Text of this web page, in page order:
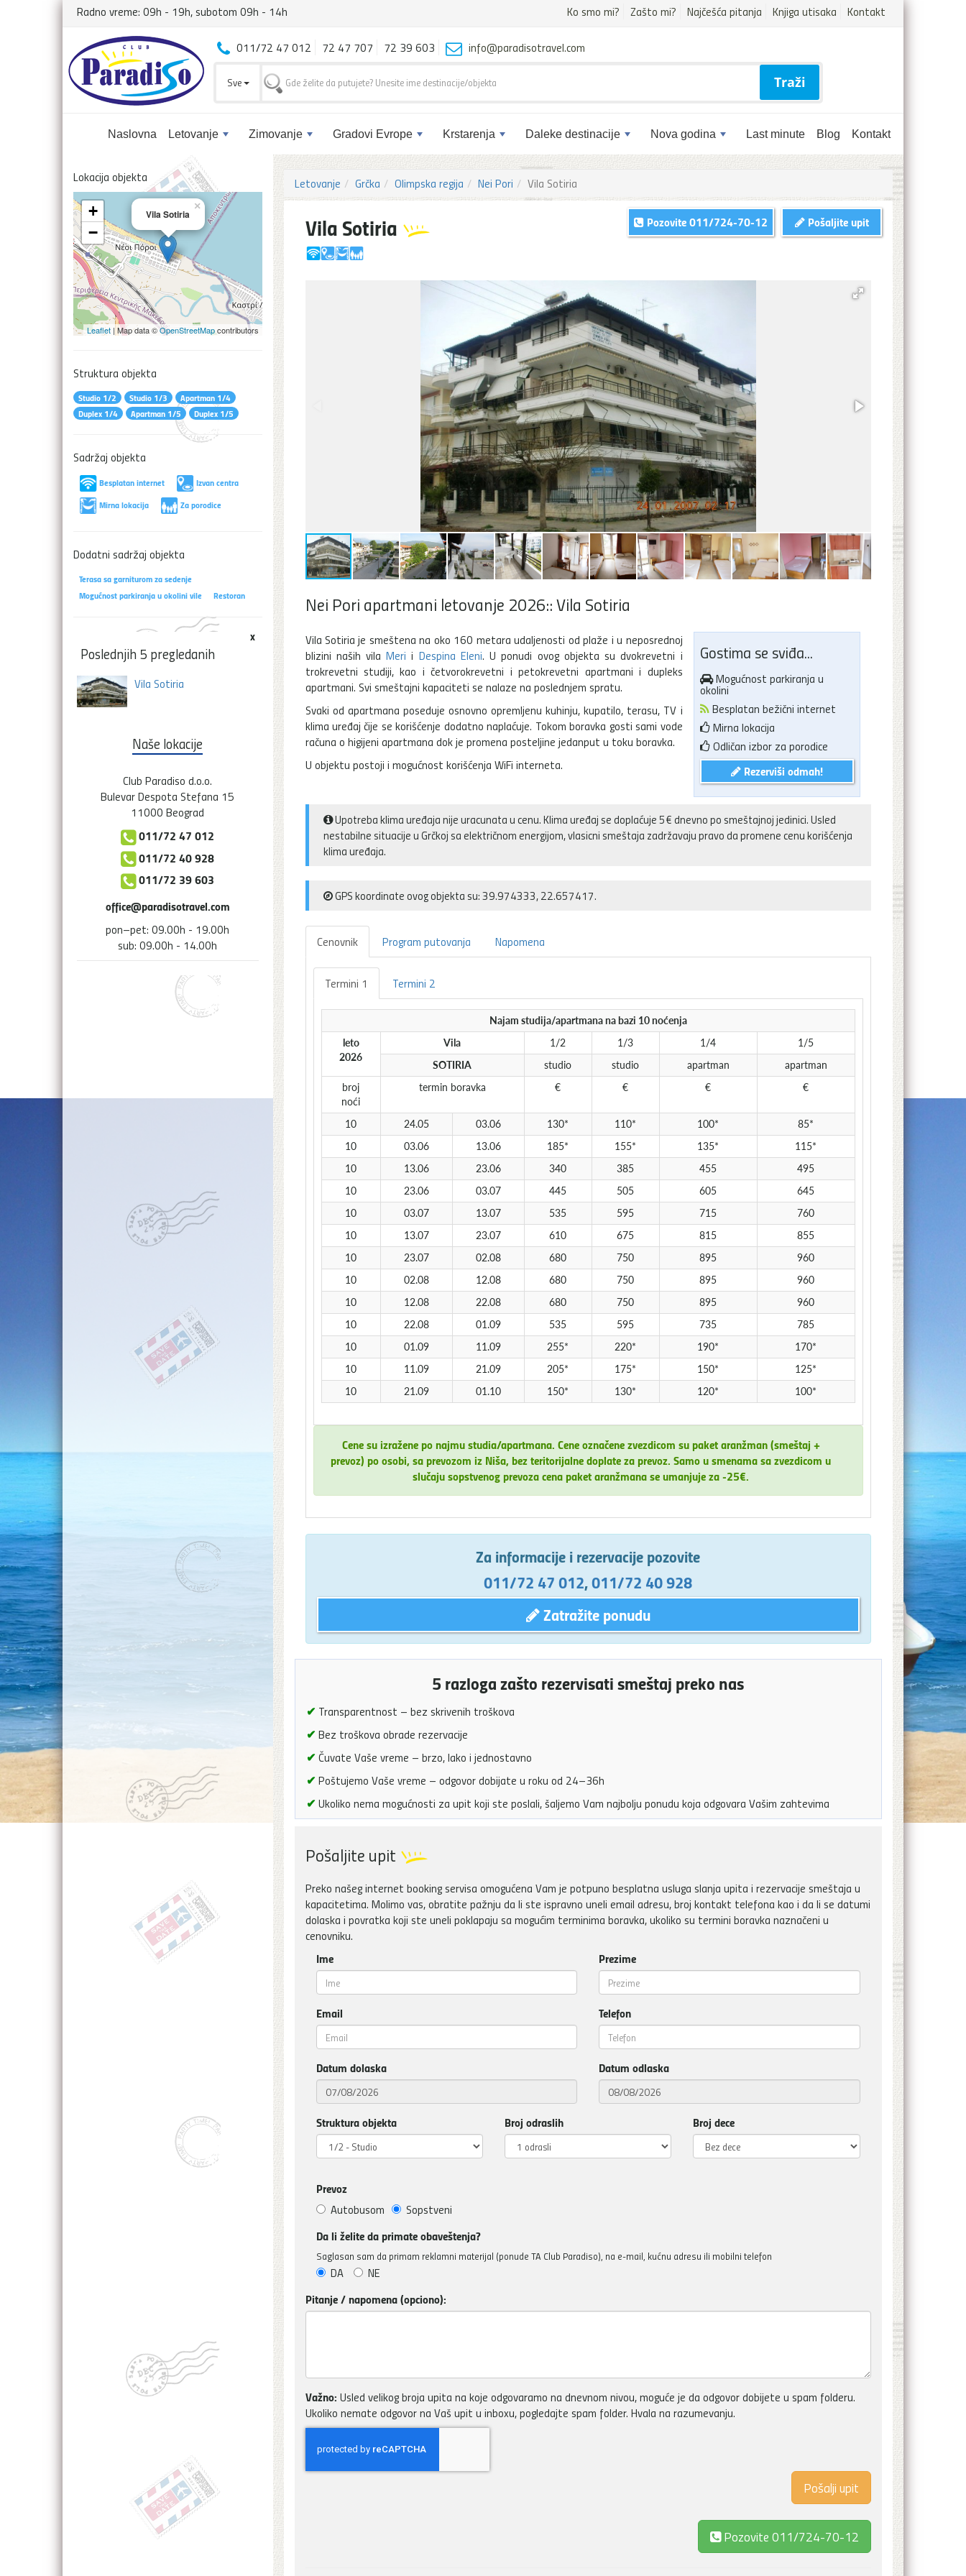
Radno vreme: 09h - 19h, subotom 09h - 14h Ko smo mi? Zašto mi? Najčešća pitanja Knjiga utisaka Kontakt
Naslovna Letovanje Zimovanje Gradovi Evrope Krstarenja Daleke destinacije Nova godina Last minute Blog Kontakt
011/72 47 012 72 47 707 72 39 603 info@paradisotravel.com
Sve Traži
Letovanje Grčka Olimpska regija Nei Pori Vila Sotiria
Vila Sotiria Pošaljite upit
Pozovite011/724-70-12
Nei Pori apartmani letovanje 2026:: Vila Sotiria
Gostima se sviđa...
Mogućnost parkiranja u
okolini
Besplatan bežični internet
Mirna lokacija
Odličan izbor za porodice
Rezerviši odmah!
Vila Sotiria je smeštena na oko 160 metara udaljenosti od plaže i u neposrednoj
blizini naših vilaMeri i Despina Eleni. U ponudi ovog objekta su dvokrevetni i
trokrevetni studiji, kao i četvorokrevetni i petokrevetni apartmani i dupleks
apartmani. Svi smeštajni kapaciteti se nalaze na poslednjem spratu.
Svaki od apartmana poseduje osnovno opremljenu kuhinju, kupatilo, terasu, TV i
klima uređaj čije se korišćenje dodatno naplaćuje. Tokom boravka gosti sami vode
računa o higijeni apartmana dok je promena posteljine jedanput u toku boravka.
U objektu postoji i mogućnost korišćenja WiFi interneta.
Upotreba klima uređaja nije uracunata u cenu. Klima uređaj se doplaćuje 5€ dnevno po smeštajnoj jedinici. Usled
nestabilne situacije u Grčkoj sa električnom energijom, vlasicni smeštaja zadržavaju pravo da promene cenu korišćenja
klima uređaja.
GPS koordinate ovog objekta su: 39.974333, 22.657417.
Cenovnik Program putovanja Napomena
Termini 1 Termini 2
Najam studija/apartmana na bazi 10 noćenja
leto
2026
Vila 1/2 1/3 1/4
1/5
SOTIRIA
studio studio apartman
apartman
broj
noći
termin boravka € € € €
10 24.05 03.06 130* 110* 100*
85*
10
03.06 13.06 185* 155* 135*
115*
10
13.06 23.06 340 385 455
495
10
23.06 03.07 445 505 605
645
10
03.07 13.07 535 595 715
760
10
13.07 23.07 610 675 815
855
10
23.07 02.08 680 750 895
960
10
02.08 12.08 680 750 895
960
10
12.08 22.08 680 750 895
960
10
22.08 01.09 535 595 735
785
10
01.09 11.09 255* 220* 190*
170*
10
11.09 21.09 205* 175* 150*
125*
10
21.09 01.10 150* 130* 120* 100*
Cene su izražene po najmu studia/apartmana. Cene označene zvezdicom su paket aranžman (smeštaj +
prevoz) po osobi, sa prevozom iz Niša, bez teritorijalne doplate za prevoz. Samo u smenama sa zvezdicom u
slučaju sopstvenog prevoza cena paket aranžmana se umanjuje za -25€.
Za informacije i rezervacije pozovite
011/72 47 012,011/72 40 928
Zatražite ponudu
5 razloga zašto rezervisati smeštaj preko nas
✔ Transparentnost – bez skrivenih troškova
✔ Bez troškova obrade rezervacije
✔ Čuvate Vaše vreme – brzo, lako i jednostavno
✔ Poštujemo Vaše vreme – odgovor dobijate u roku od 24–36h
✔ Ukoliko nema mogućnosti za upit koji ste poslali, šaljemo Vam najbolju ponudu koja odgovara Vašim zahtevima
Pošaljite upit
Preko našeg internet booking servisa omogućena Vam je potpuno besplatna usluga slanja upita i rezervacije smeštaja u
kapacitetima. Molimo vas, obratite pažnju da li ste ispravno uneli email adresu, broj kontakt telefona kao i da li se datumi
dolaska i povratka koji ste uneli poklapaju sa mogućim terminima boravka, ukoliko su termini boravka naznačeni u
cenovniku.
Ime Prezime
Email Telefon
Datum dolaska Datum odlaska
Struktura objekta Broj odraslih Broj dece
Prevoz
Autobusom Sopstveni
Da li želite da primate obaveštenja?
Saglasan sam da primam reklamni materijal (ponude TA Club Paradiso), na e-mail, kućnu adresu ili mobilni telefon
DA NE
Pitanje / napomena (opciono):
Važno: Usled velikog broja upita na koje odgovaramo na dnevnom nivou, moguće je da odgovor dobijete u spam folderu.
Ukoliko nemate odgovor na Vaš upit u inboxu, pogledajte spam folder. Hvala na razumevanju.
Pozovite 011/724-70-12
Lokacija objekta
Vila Sotiria
×
+
−
Leaflet| Map data ©OpenStreetMapcontributors
Struktura objekta
Studio 1/2 Studio 1/3
Apartman 1/4
Duplex 1/4
Apartman 1/5 Duplex 1/5
Sadržaj objekta
Besplatan internet
Izvan centra
Mirna lokacija
Za porodice
Dodatni sadržaj objekta
Terasa sa garniturom za sedenje
Mogućnost parkiranja u okolini vile
Restoran
x
Poslednjih 5 pregledanih
Vila Sotiria
Naše lokacije
Club Paradiso d.o.o.
Bulevar Despota Stefana 15
11000 Beograd
011/72 47 012
011/72 40 928
011/72 39 603
office@paradisotravel.com
pon–pet: 09.00h - 19.00h
sub: 09.00h - 14.00h